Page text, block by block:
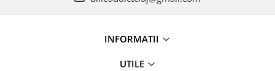
INFORMATII
UTILE